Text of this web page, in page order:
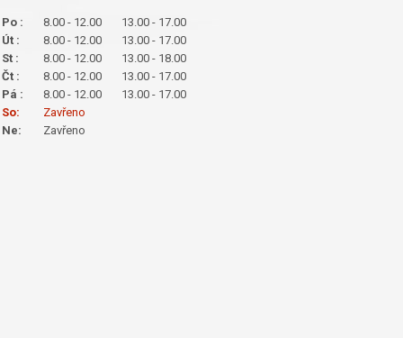
Po : 8.00 - 12.00
13.00 - 17.00
Út :
8.00 - 12.00
13.00 - 17.00
St :
8.00 - 12.00
13.00 - 18.00
Čt :
8.00 - 12.00
13.00 - 17.00
Pá :
8.00 - 12.00
13.00 - 17.00
So:
Zavřeno
Ne:
Zavřeno